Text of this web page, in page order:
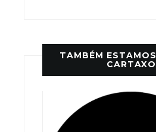
TAMBÉM
CARTAXO